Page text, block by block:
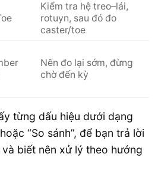
Kiểm tra hệ treo–lái,
rotuyn, sau đó đo
caster/toe
Nên đo lại sớm, đừng
chờ đến kỳ
từng dấu hiệu dưới dạng
“So sánh”, để bạn trả lời
biết nên xử lý theo hướng